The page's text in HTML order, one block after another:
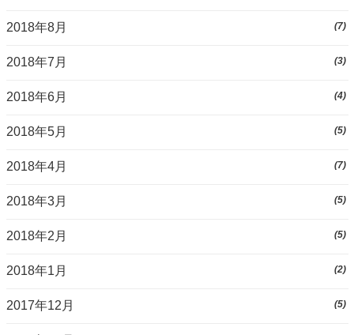
2018年8月 (7)
2018年7月 (3)
2018年6月 (4)
2018年5月 (5)
2018年4月 (7)
2018年3月 (5)
2018年2月 (5)
2018年1月 (2)
2017年12月 (5)